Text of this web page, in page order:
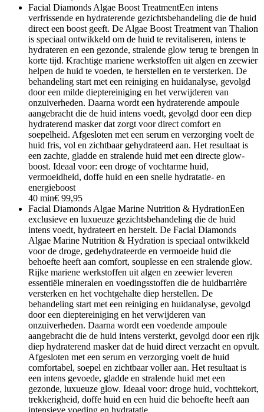
Facial Diamonds Algae Boost TreatmentEen intens
verfrissende en hydraterende gezichtsbehandeling die de huid
direct een boost geeft. De Algae Boost Treatment van Thalion
is speciaal ontwikkeld om de huid te revitaliseren, intens te
hydrateren en een gezonde, stralende glow terug te brengen in
korte tijd. Krachtige mariene werkstoffen uit algen en zeewier
helpen de huid te voeden, te herstellen en te versterken. De
behandeling start met een reiniging en huidanalyse, gevolgd
door een milde dieptereiniging en het verwijderen van
onzuiverheden. Daarna wordt een hydraterende ampoule
aangebracht die de huid intens voedt, gevolgd door een diep
hydraterend masker dat zorgt voor direct comfort en
soepelheid. Afgesloten met een serum en verzorging voelt de
huid fris, vol en zichtbaar gehydrateerd aan. Het resultaat is
een zachte, gladde en stralende huid met een directe glow-
boost. Ideaal voor: een droge of vochtarme huid,
vermoeidheid, doffe huid en een snelle hydratatie- en
energieboost
40 min€ 99,95
Facial Diamonds Algae Marine Nutrition & HydrationEen
exclusieve en luxueuze gezichtsbehandeling die de huid
intens voedt, hydrateert en herstelt. De Facial Diamonds
Algae Marine Nutrition & Hydration is speciaal ontwikkeld
voor de droge, gedehydrateerde en vermoeide huid die
behoefte heeft aan comfort, souplesse en een stralende glow.
Rijke mariene werkstoffen uit algen en zeewier leveren
essentiële mineralen en voedingsstoffen die de huidbarrière
versterken en het vochtgehalte diep herstellen. De
behandeling start met een reiniging en huidanalyse, gevolgd
door een dieptereiniging en het verwijderen van
onzuiverheden. Daarna wordt een voedende ampoule
aangebracht die de huid intens versterkt, gevolgd door een rijk
diep hydraterend masker dat de huid direct verzacht en opvult.
Afgesloten met een serum en verzorging voelt de huid
comfortabel, soepel en zichtbaar voller aan. Het resultaat is
een intens gevoede, gladde en stralende huid met een
gezonde, luxueuze glow. Ideaal voor: droge huid, vochttekort,
trekkerigheid, doffe huid en een huid die behoefte heeft aan
intensieve voeding en hydratatie